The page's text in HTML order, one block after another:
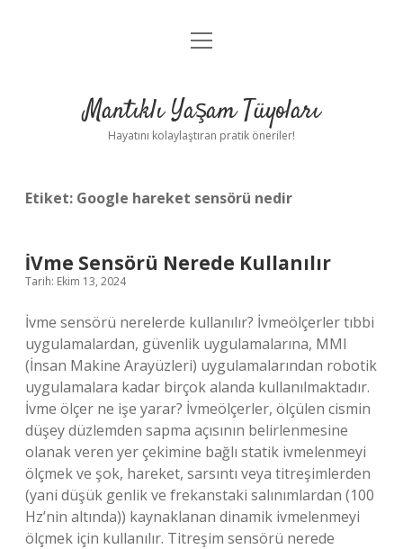
Anasayfa
Yasal Uyarı
menüyü
Mantıklı Yaşam Tüyoları
Hayatını kolaylaştıran pratik öneriler!
Etiket: Google hareket sensörü nedir
İVme Sensörü Nerede Kullanılır
Tarih: Ekim 13, 2024
İvme sensörü nerelerde kullanılır? İvmeölçerler tıbbi
uygulamalardan, güvenlik uygulamalarına, MMI
(İnsan Makine Arayüzleri) uygulamalarından robotik
uygulamalara kadar birçok alanda kullanılmaktadır.
İvme ölçer ne işe yarar? İvmeölçerler, ölçülen cismin
düşey düzlemden sapma açısının belirlenmesine
olanak veren yer çekimine bağlı statik ivmelenmeyi
ölçmek ve şok, hareket, sarsıntı veya titreşimlerden
(yani düşük genlik ve frekanstaki salınımlardan (100
Hz’nin altında)) kaynaklanan dinamik ivmelenmeyi
ölçmek için kullanılır. Titreşim sensörü nerede